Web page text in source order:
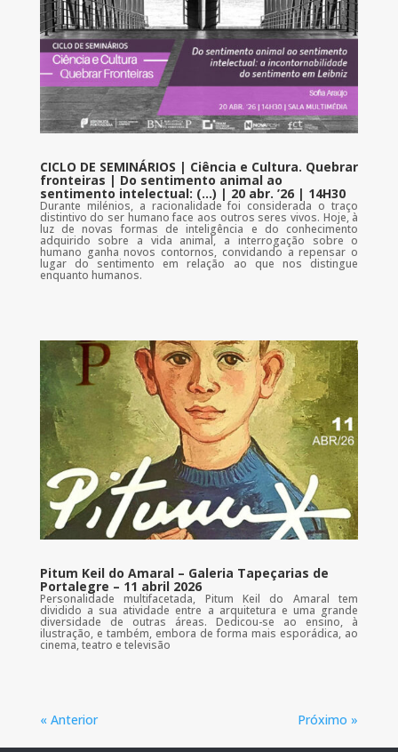
CICLO DE SEMINÁRIOS | Ciência e Cultura. Quebrar
fronteiras | Do sentimento animal ao
sentimento intelectual: (…) | 20 abr. ’26 | 14H30
Durante milénios, a racionalidade foi considerada o traço
distintivo do ser humano face aos outros seres vivos. Hoje, à
luz de novas formas de inteligência e do conhecimento
adquirido sobre a vida animal, a interrogação sobre o
humano ganha novos contornos, convidando a repensar o
lugar do sentimento em relação ao que nos distingue
enquanto humanos.
Pitum Keil do Amaral – Galeria Tapeçarias de
Portalegre – 11 abril 2026
Personalidade multifacetada, Pitum Keil do Amaral tem
dividido a sua atividade entre a arquitetura e uma grande
diversidade de outras áreas. Dedicou-se ao ensino, à
ilustração, e também, embora de forma mais esporádica, ao
cinema, teatro e televisão
« Anterior Próximo »